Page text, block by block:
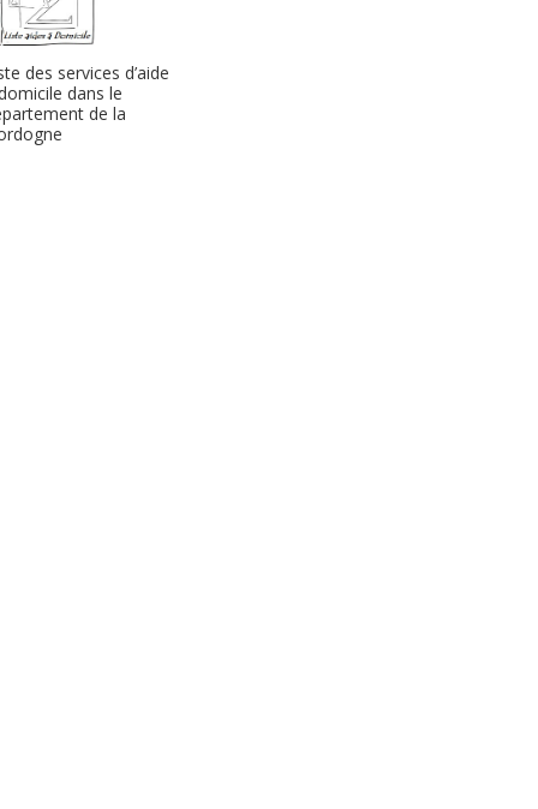
des services d’aide
dans le
de la